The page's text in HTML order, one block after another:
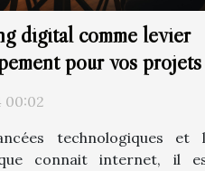
digital comme levier
pour vos projets
00:02
technologiques et
connait internet, il